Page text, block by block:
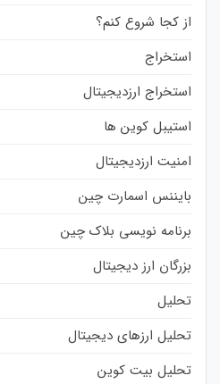
از کجا شروع کنم؟
استخراج
استخراج ارزدیجیتال
استیبل کوین ها
امنیت ارزدیجیتال
بایننس اسمارت چین
برنامه نویسی بلاک چین
بزرگان ارز دیجیتال
تحلیل
تحلیل ارزهای دیجیتال
تحلیل بیت کوین